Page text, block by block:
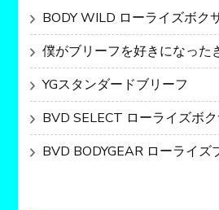
BODY WILD ローライズボク
僕がブリーフを好きになった
YGスタンダードブリーフ
BVD SELECT ローライズボ
BVD BODYGEAR ローライズ